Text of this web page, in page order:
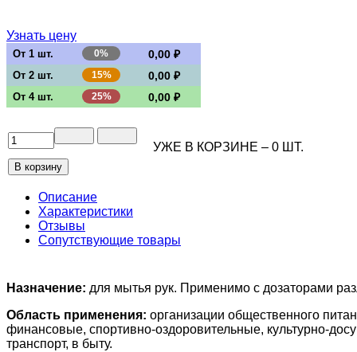
Узнать цену
От 1 шт. 0% 0,00 ₽
От 2 шт. 15% 0,00 ₽
От 4 шт. 25% 0,00 ₽
УЖЕ В КОРЗИНЕ – 0 ШТ.
Описание
Характеристики
Отзывы
Сопутствующие товары
Назначение: для мытья рук. Применимо с дозаторами
Область применения: организации общественного
финансовые, спортивно-оздоровительные, культурно-
транспорт, в быту.